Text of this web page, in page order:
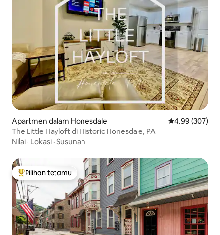
Apartmen dalam Honesdale Penarafan
4.99 (307)
The Little Hayloft di Historic Honesdale, PA
Nilai · Lokasi · Susunan
Pilihan utama tetamu
Pilihan tetamu